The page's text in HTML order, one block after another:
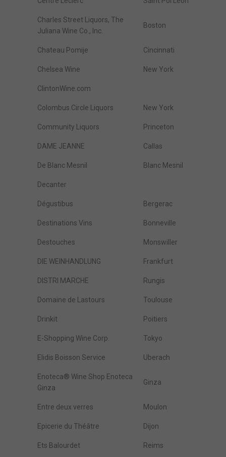
Charles Street Liquors, The
Juliana Wine Co., Inc.
Boston
Chateau Pomije Cincinnati
Chelsea Wine New York
ClintonWine.com
Colombus Circle Liquors New York
Community Liquors Princeton
DAME JEANNE Callas
De Blanc Mesnil Blanc Mesnil
Decanter
Dégustibus Bergerac
Destinations Vins Bonneville
Destouches Monswiller
DIE WEINHANDLUNG Frankfurt
DISTRI MARCHE Rungis
Domaine de Lastours Toulouse
Drinkit Poitiers
E-Shopping Wine Corp. Tokyo
Elidis Boisson Service Uberach
Enoteca® Wine Shop Enoteca
Ginza
Ginza
Entre deux verres Moulon
Epicerie du Théâtre Dijon
Ets Balourdet Reims